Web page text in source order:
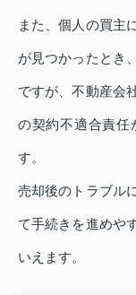
また、個人の買主
が見つかったとき
ですが、不動産会
の契約不適合責任
す。
売却後のトラブル
て手続きを進めや
いえます。